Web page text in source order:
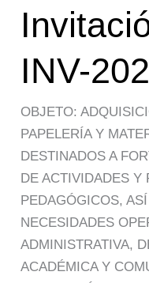
INV-
OBJETO:
PAPELERÍA Y
DESTINADOS A
DE ACTIVIDADES Y
PEDAGÓGICOS,
NECESIDADES
ADMINISTRATIVA,
ACADÉMICA Y